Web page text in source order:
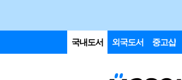
국내도서 외국도서 중고샵